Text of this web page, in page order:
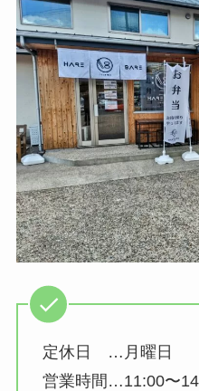
定休日 …月曜日
営業時間…11:00〜